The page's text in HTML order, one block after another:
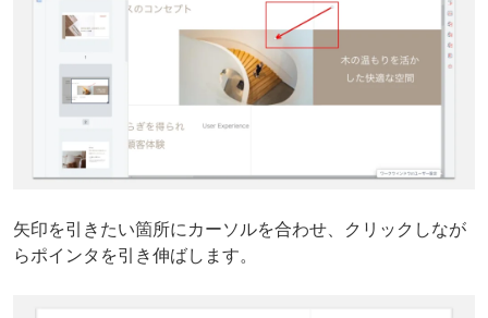
矢印を引きたい箇所にカーソルを合わせ、クリックしなが
らポインタを引き伸ばします。